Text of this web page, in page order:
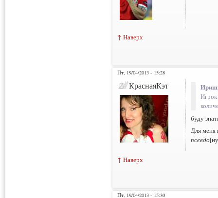
↑ Наверх
Пт, 19/04/2013 - 15:28
КраснаяКэт
Игрок
буду
Для меня
псевдо
↑ Наверх
Пт, 19/04/2013 - 15:30